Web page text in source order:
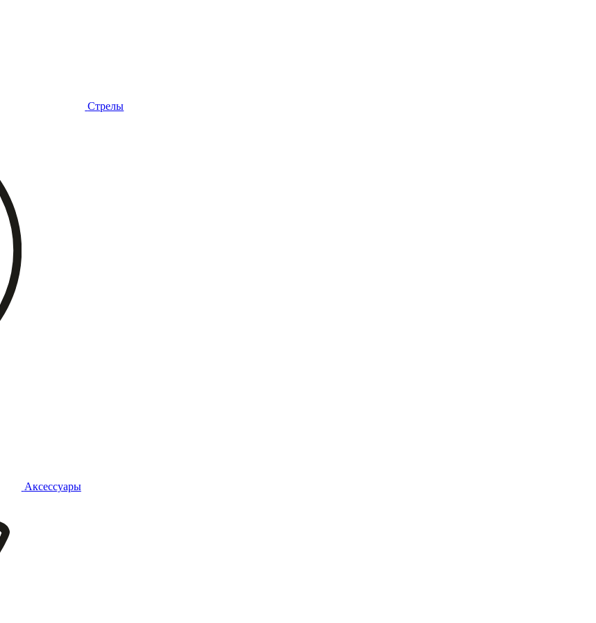
Стрелы
Аксессуары